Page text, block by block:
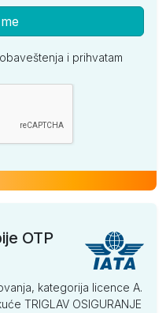
i prihvatam
OTP
kategorija licence A.
TRIGLAV OSIGURANJE